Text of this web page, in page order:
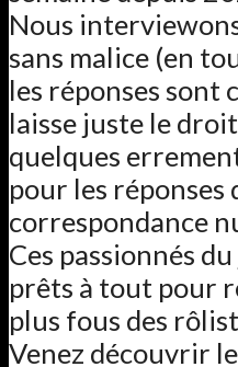
Nous
sans malice (en
les réponses sont
laisse juste le
quelques
pour les réponses
correspondance
Ces passionnés
prêts à tout pour
plus fous des
Venez découvrir